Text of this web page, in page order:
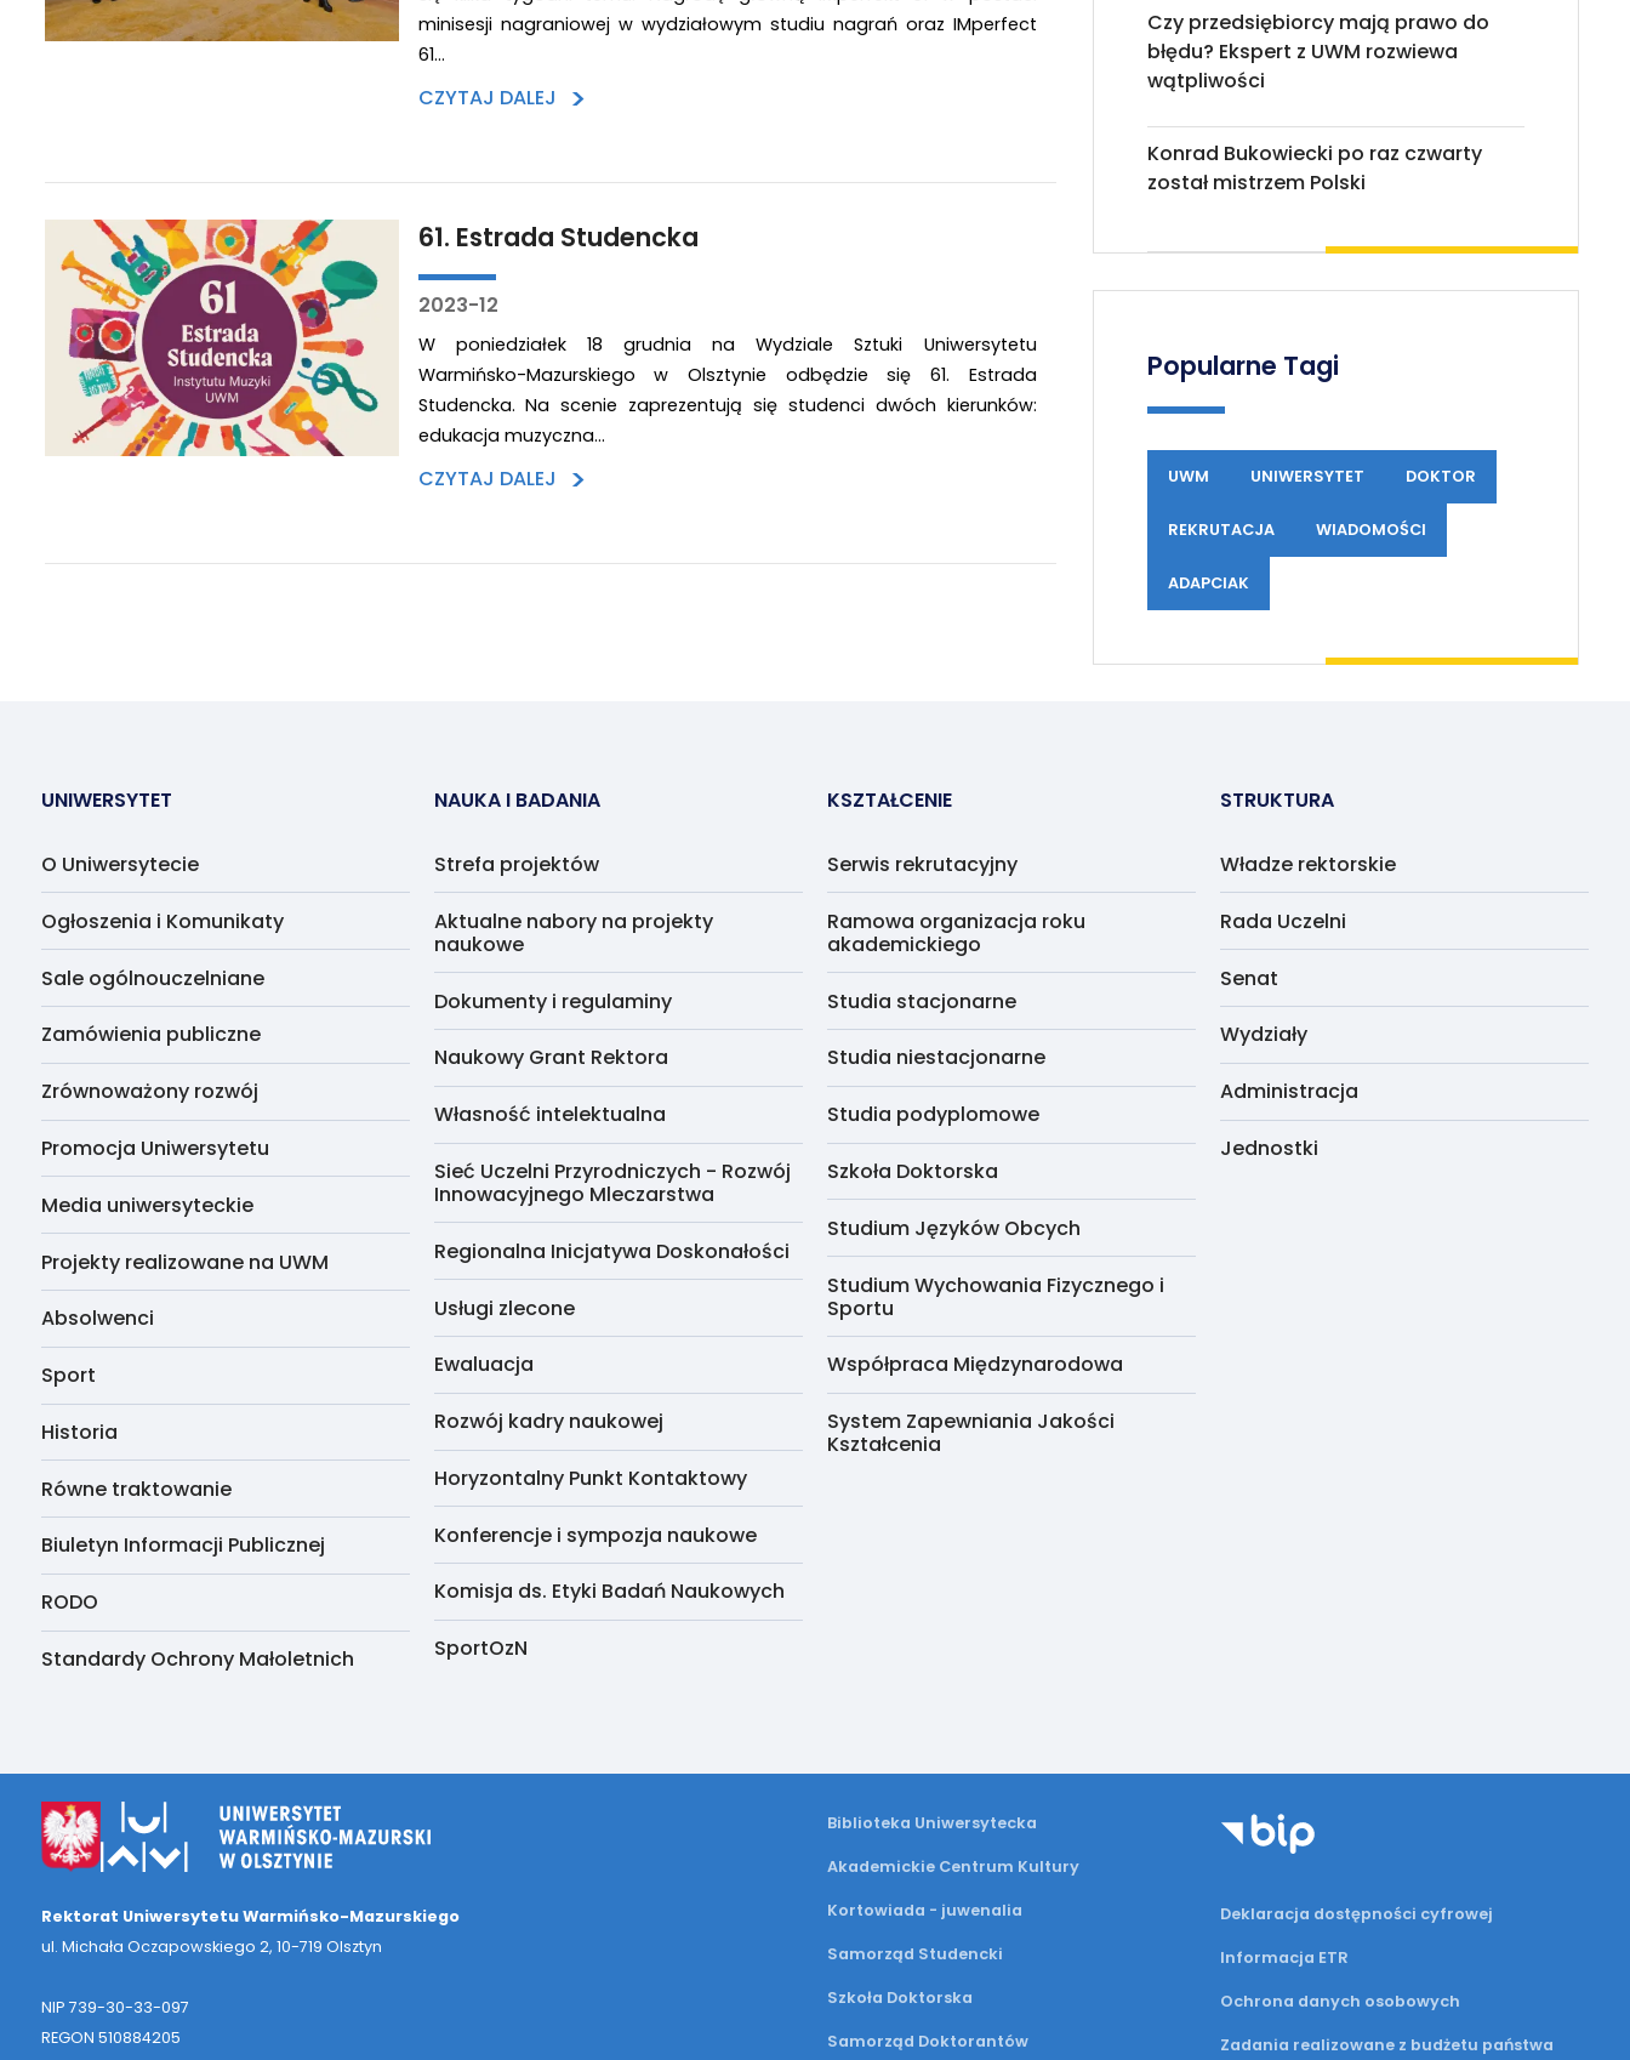
minisesji nagraniowej w wydziałowym studiu nagrań oraz IMperfect
61…
CZYTAJ DALEJ >
61. Estrada Studencka
2023-12
W poniedziałek 18 grudnia na Wydziale Sztuki Uniwersytetu
Warmińsko-Mazurskiego w Olsztynie odbędzie się 61. Estrada
Studencka. Na scenie zaprezentują się studenci dwóch kierunków:
edukacja muzyczna…
CZYTAJ DALEJ >
Czy przedsiębiorcy mają prawo do
błędu? Ekspert z UWM rozwiewa
wątpliwości
Konrad Bukowiecki po raz czwarty
został mistrzem Polski
Popularne Tagi
UWM UNIWERSYTET DOKTOR
REKRUTACJA WIADOMOŚCI
ADAPCIAK
UNIWERSYTET
O Uniwersytecie
Ogłoszenia i Komunikaty
Sale ogólnouczelniane
Zamówienia publiczne
Zrównoważony rozwój
Promocja Uniwersytetu
Media uniwersyteckie
Projekty realizowane na UWM
Absolwenci
Sport
Historia
Równe traktowanie
Biuletyn Informacji Publicznej
RODO
Standardy Ochrony Małoletnich
NAUKA I BADANIA
Strefa projektów
Aktualne nabory na projekty
naukowe
Dokumenty i regulaminy
Naukowy Grant Rektora
Własność intelektualna
Sieć Uczelni Przyrodniczych - Rozwój
Innowacyjnego Mleczarstwa
Regionalna Inicjatywa Doskonałości
Usługi zlecone
Ewaluacja
Rozwój kadry naukowej
Horyzontalny Punkt Kontaktowy
Konferencje i sympozja naukowe
Komisja ds. Etyki Badań Naukowych
SportOzN
KSZTAŁCENIE
Serwis rekrutacyjny
Ramowa organizacja roku
akademickiego
Studia stacjonarne
Studia niestacjonarne
Studia podyplomowe
Szkoła Doktorska
Studium Języków Obcych
Studium Wychowania Fizycznego i
Sportu
Współpraca Międzynarodowa
System Zapewniania Jakości
Kształcenia
STRUKTURA
Władze rektorskie
Rada Uczelni
Senat
Wydziały
Administracja
Jednostki
Rektorat Uniwersytetu Warmińsko-Mazurskiego
ul. Michała Oczapowskiego 2, 10-719 Olsztyn
NIP 739-30-33-097
REGON 510884205
Biblioteka Uniwersytecka
Akademickie Centrum Kultury
Kortowiada - juwenalia
Samorząd Studencki
Szkoła Doktorska
Samorząd Doktorantów
Deklaracja dostępności cyfrowej
Informacja ETR
Ochrona danych osobowych
Zadania realizowane z budżetu państwa